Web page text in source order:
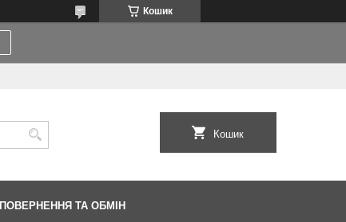
Кошик
Кошик
ПОВЕРНЕННЯ ТА ОБМІН